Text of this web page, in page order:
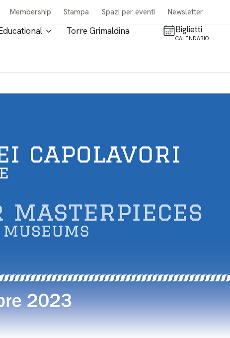
Membership Stampa Spazi per eventi Newsletter
Torre Grimaldina Biglietti
CALENDARIO